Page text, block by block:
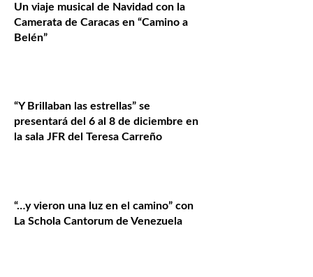
Un viaje musical de Navidad con la
Camerata de Caracas en “Camino a
Belén”
“Y Brillaban las estrellas” se
presentará del 6 al 8 de diciembre en
la sala JFR del Teresa Carreño
“…y vieron una luz en el camino” con
La Schola Cantorum de Venezuela